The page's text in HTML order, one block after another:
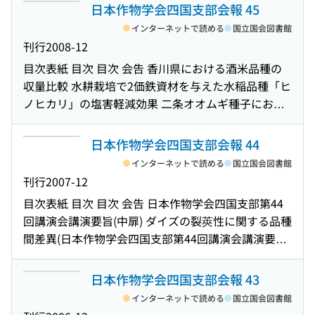
四国支部第52回講演会講演要旨) 日本作物学会四国支
部会・日本育種学会四国談話会公開シンポジウム要
旨(中扉) 四国はだか麦の未来を描く(基調講演,伊予は
だか麦の未来を考える,日本作物学会四国支部会・日
本育種学会四国談話会公開シンポジウム要旨) はだか
麦の遺伝学(伊予はだか麦の未来を考える,日本作物学
会四国支部会・日本育種学会四国談話会公開シンポ
ジウム要旨) 伊予はだか麦の生産現場と課題(伊予はだ
か麦の未来を考える,日本作物学会四国支部会・日本
育種学会四国談話会公開シンポジウム要旨) はだか麦
の新たな用途をめざして(伊予はだか麦の未来を考え
る,日本作物学会四国支部会・日本育種学会四国談話
会公開シンポジウム要旨) 普及の現場から(中扉) 米ど
ころ西予市 水田フル活用で前進する担い手たち : 加
事 奥付 CONTENTS 裏表紙 CONTENTS
ける再生茎長と出液速度との関係(日本作物学会四国
支部第51回講演会講演要旨) 冬期湛水田の土壌中窒素
と幼穂形成期の出液速度が水稲の生育や収量構成要
素に及ぼす影響(日本作物学会四国支部第51回講演会
講演要旨) 高温障害回避のための遅植えが有機栽培水
稲の生育,収量および玄米品質に与える効果(日本作物
学会四国支部第51回講演会講演要旨) クリンカー添加
培土で育苗した水稲苗の生育及び収量特性(日本作物
学会四国支部第51回講演会講演要旨) クリンカアッシ
ュを副資材として添加した堆肥の施用がコマツナ、
ハツカダイコンの生育に与える効果(日本作物学会四
国支部第51回講演会講演要旨) 鶏糞堆肥や化学肥料の
施肥量がハツカダイコンとチンゲンサイの収穫後品
質に与える影響(日本作物学会四国支部第51回講演会
講演要旨) 水稲に対する肥料効果はクラゲ部位(傘,口
腕)によって異なるか(日本作物学会四国支部第51回講
演会講演要旨) ナタネ油かす・米ぬか混合施用が雑草
が'コシヒカリ'の玄米外観品質に及ぼす影響 : ポット
試験における2012年と2013年の比較(日本作物学会四
国支部第50回講演会講演要旨) 水稲における水利用効
率の品種間差異(日本作物学会四国支部第50回講演会
講演要旨) ケイ酸資材の施用が水稲品種の群落構造に
及ぼす影響(日本作物学会四国支部第50回講演会講演
要旨) 水稲における出芽性の品種間差に関する研究(日
本作物学会四国支部第50回講演会講演要旨) 画像処理
を用いたイネの葉形質の解析(日本作物学会四国支部
第50回講演会講演要旨) 香川県普通期水稲の生育・収
量・品質に対する基肥一発肥料の影響(日本作物学会
四国支部第50回講演会講演要旨) 水稲有機栽培と水田
裏作との関係(日本作物学会四国支部第50回講演会講
演要旨) 水稲有機栽培における各種有機質資材の比較
(日本作物学会四国支部第50回講演会講演要旨) 冬期
湛水有機栽培田における稲わらすき込みと地力窒素
発現が水稲生育に及ぼす影響(日本作物学会四国支部
第50回講演会講演要旨) 窒素固定菌Bacillus pumilus
質遺伝子系統の玄米外観品質評価(日本作物学会四国
支部第49回講演会講演要旨) 高知県普通期栽培におけ
る'にこまる'の着粒位置別,粒厚別の玄米外観品質(日
本作物学会四国支部第49回講演会講演要旨) 水稲布マ
ルチ直播有機栽培におけるマルチ敷設前の施肥法が
水稲の生育や収量に及ぼす影響(日本作物学会四国支
部第49回講演会講演要旨) 愛媛県内の有機栽培水田に
おける水稲主要病害虫の発生消長(日本作物学会四国
支部第49回講演会講演要旨) 二条はだか麦'ユメサキ
ボシ'は愛媛県中山間地での栽培適性がある(日本作物
学会四国支部第49回講演会講演要旨) ハダカムギの播
種期限界の検討(日本作物学会四国支部第49回講演会
講演要旨) 中国産多収性水稲品種における出液速度,根
形質および乾物生産の関係(日本作物学会四国支部第
49回講演会講演要旨) 異なる温度条件下で生育した日
本型およびインド型水稲品種の白未熟粒割合および
登熟性に及ぼす収量関連形質および乾物生産の影響
講演要旨) インドネシア,ジャヤプラ近郊スンタニ湖畔
に生育するサゴヤシ変種の地上部器官(部位)重割合
(日本作物学会四国支部第48回講演会講演要旨) ベト
ナムにおける食用カンナ(Canna discolor Lindl.)の栽
培と利用の現状(日本作物学会四国支部第48回講演会
講演要旨) 中国江蘇省における水稲多施肥栽培の現状
(日本作物学会四国支部第48回講演会講演要旨) 中国
産水稲品種の玄米品質に及ぼす収量関連形質の要因
解析(日本作物学会四国支部第48回講演会講演要旨)
水上栽培したシュロガヤツリの水質浄化機能及びバ
イオマス資源としての可能性(日本作物学会四国支部
第48回講演会講演要旨) 感光性または基本栄養成長性
に係わる種々の遺伝子を有する稲品種「台中65号」
の同質遺伝子系統における出穂日の変異(日本作物学
会四国支部第48回講演会講演要旨) Ur1遺伝子を有す
る稲の2つの多収系統における穂形質の特徴(日本作物
学会四国支部第48回講演会講演要旨) 水稲における根
本作物学会四国支部第47回講演会講演要旨) 有機栽培
水稲における主要病害虫の発生消長(日本作物学会四
国支部第47回講演会講演要旨) 有機水稲栽培における
海水処理が登熟特性に与える効果(日本作物学会四国
支部第47回講演会講演要旨) 綿マルチが水稲生育及び
水稲栽培土壌の窒素動態に及ぼす影響(日本作物学会
四国支部第47回講演会講演要旨) マメ科緑肥施用土壌
におけるコマツナとハツカダイコンの生育収量およ
び窒素動態(日本作物学会四国支部第47回講演会講演
要旨) バイオエタノール蒸留廃液を施用したトマトの
生育および養分吸収(日本作物学会四国支部第47回講
演会講演要旨) 有機栽培土壌の化学的特性と農産物品
質に関する事例研究(日本作物学会四国支部第47回講
演会講演要旨) BIOLOGプレートを用いた土壌微生物
叢の評価法の開発 : 自然農法キャベツおよび温室トマ
ト栽培事例(日本作物学会四国支部第47回講演会講演
要旨) 中日水稲品質・食味共同研究センターにおける
品種開発の現状と展望(日本作物学会四国支部第47回
雑草抑制 日本作物学会四国支部第46回講演会講演要
旨(中扉) 香川大学が保存している稲遺伝資源の特性
(日本作物学会四国支部第46回講演会講演要旨) 酒米
品種「さぬきよいまい」の多収穫栽培法に関する研
究(日本作物学会四国支部第46回講演会講演要旨) 米
糠施用が中国および日本産水稲品種の収穫指数に及
ぼす影響(日本作物学会四国支部第46回講演会講演要
旨) 多収性水稲品種の穂首節間大維管束数及び断面積
の穂肥重点施肥による変化(日本作物学会四国支部第
46回講演会講演要旨) 栽植密度及び作期が中国産多収
性水稲品種を中心とした草型の異なる水稲品種の穂
数及び穂重に及ぼす影響(日本作物学会四国支部第46
回講演会講演要旨) 水稲綿マルチ直播栽培における生
育特性およびマルチ分解過程(日本作物学会四国支部
第46回講演会講演要旨) 綿マルチ敷設が温州ミカン栽
培の雑草抑制および果実品質に与える影響(日本作物
学会四国支部第46回講演会講演要旨) 水田代掻き水か
らの土壌養分損失に関する実態調査(日本作物学会四
日本作物学会四国支部会報 45
刊行2008-12
インターネットで読める 国立国会図書館
目次表紙 目次 目次 会告 香川県における酒米品種の
収量比較 水耕栽培で2価鉄資材を与えた水稲品種「ヒ
ノヒカリ」の塩害軽減効果 二条オオムギ種子におけ
る粒厚と出芽率との関係 日本作物学会四国支部第45
回講演会講演要旨(中扉) アレンガ属ヤシの栽培と利用
: インドネシア国南東スラウェシ州ムナ島および北ス
ラウェシ州サンギヘ島における事例(日本作物学会四
国支部第45回講演会講演要旨) インドネシア・南東ス
ラウェシ州ムナ島および北スラウェシ州サンギヘ島
におけるアレンガ属ヤシの生育特性とデンプン生産
性(日本作物学会四国支部第45回講演会講演要旨) サ
ゴヤシ実生苗の初期成育に与える土壌および水位の
影響(日本作物学会四国支部第45回講演会講演要旨)
食用カンナの出芽後の初期生育と種イモの無機およ
日本作物学会四国支部会報 44
刊行2007-12
インターネットで読める 国立国会図書館
目次表紙 目次 目次 会告 日本作物学会四国支部第44
回講演会講演要旨(中扉) ダイズの裂莢性に関する品種
間差異(日本作物学会四国支部第44回講演会講演要旨)
シコクビエの生育に及ぼす湛水処理の影響(日本作物
学会四国支部第44回講演会講演要旨) さぬきの地酒用
水稲品種「さぬきよいまい」の育成(日本作物学会四
国支部第44回講演会講演要旨) 汚泥添加布マルチの敷
日本作物学会四国支部会報 43
インターネットで読める 国立国会図書館